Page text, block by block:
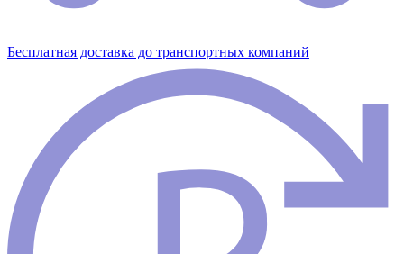
Бесплатная доставка до транспортных компаний